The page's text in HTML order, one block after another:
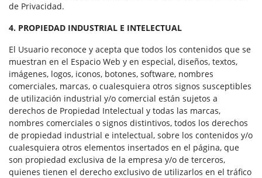
de Privacidad.
4. PROPIEDAD INDUSTRIAL E INTELECTUAL
El Usuario reconoce y acepta que todos los contenidos que se
muestran en el Espacio Web y en especial, diseños, textos,
imágenes, logos, iconos, botones, software, nombres
comerciales, marcas, o cualesquiera otros signos susceptibles
de utilización industrial y/o comercial están sujetos a
derechos de Propiedad Intelectual y todas las marcas,
nombres comerciales o signos distintivos, todos los derechos
de propiedad industrial e intelectual, sobre los contenidos y/o
cualesquiera otros elementos insertados en el página, que
son propiedad exclusiva de la empresa y/o de terceros,
quienes tienen el derecho exclusivo de utilizarlos en el tráfico